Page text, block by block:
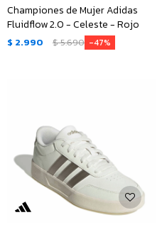
Championes de Mujer Adidas
Fluidflow 2.0 - Celeste - Rojo
$ 2.990 $5.690 47